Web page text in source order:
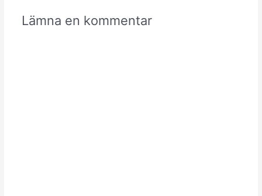
Lämna en kommentar